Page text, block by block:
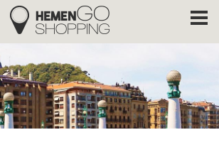
principal